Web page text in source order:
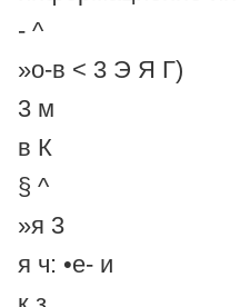
- ^
»о-в < 3 Э Я Г)
3 м
в К
§ ^
»я 3
я ч: •е- и